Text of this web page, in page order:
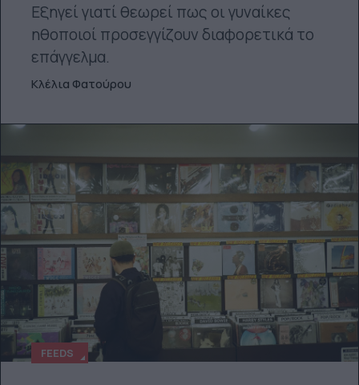
Εξηγεί γιατί θεωρεί πως οι γυναίκες
ηθοποιοί προσεγγίζουν διαφορετικά το
επάγγελμα.
Κλέλια Φατούρου
FEEDS